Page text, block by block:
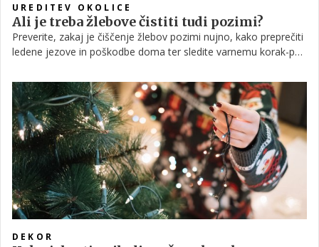
UREDITEV OKOLICE
Ali je treba žlebove čistiti tudi pozimi?
Preverite, zakaj je čiščenje žlebov pozimi nujno, kako preprečiti
ledene jezove in poškodbe doma ter sledite varnemu korak-po-
DEKOR